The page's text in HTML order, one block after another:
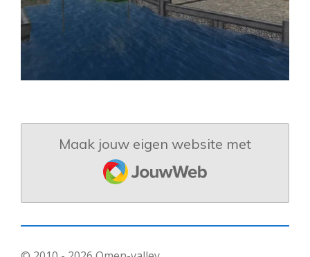
Maak jouw eigen website met
JouwWeb